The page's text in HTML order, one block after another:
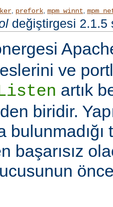
, prefork, mpm_winnt
değiştirgesi 2.1.5
ve
artık
biridir.
başarısız